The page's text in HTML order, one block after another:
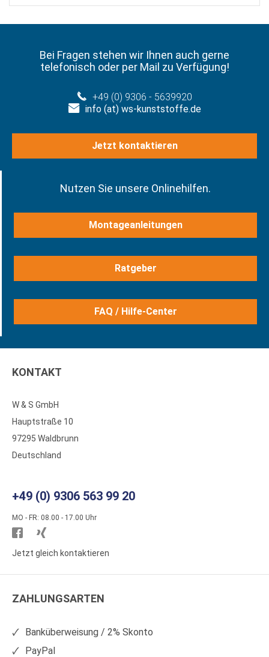
Bei Fragen stehen wir Ihnen auch gerne
telefonisch oder per Mail zu Verfügung!
+49 (0) 9306 - 5639920
info (at) ws-kunststoffe.de
Jetzt kontaktieren
Nutzen Sie unsere Onlinehilfen.
Montageanleitungen
Ratgeber
FAQ / Hilfe-Center
KONTAKT
W & S GmbH
Hauptstraße 10
97295 Waldbrunn
Deutschland
+49 (0) 9306 563 99 20
MO - FR: 08.00 - 17.00 Uhr
Besuchen
Sie
auf
Sie
auf
Jetzt gleich kontaktieren
ZAHLUNGSARTEN
Banküberweisung / 2% Skonto
PayPal